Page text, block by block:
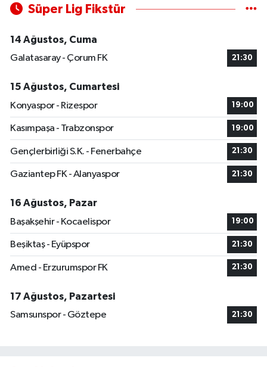
Süper Lig Fikstür
14 Ağustos, Cuma
Galatasaray - Çorum FK
21:30
15 Ağustos, Cumartesi
Konyaspor - Rizespor
19:00
Kasımpaşa - Trabzonspor 19:00
Gençlerbirliği S.K. - Fenerbahçe 21:30
Gaziantep FK - Alanyaspor 21:30
16 Ağustos, Pazar
Başakşehir - Kocaelispor
19:00
Beşiktaş - Eyüpspor 21:30
Amed - Erzurumspor FK 21:30
17 Ağustos, Pazartesi
Samsunspor - Göztepe
21:30